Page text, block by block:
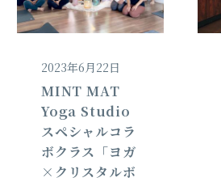
2023年6月22日
MINT MAT
Yoga Studio
スペシャルコラ
ボクラス「ヨガ
×クリスタルボ